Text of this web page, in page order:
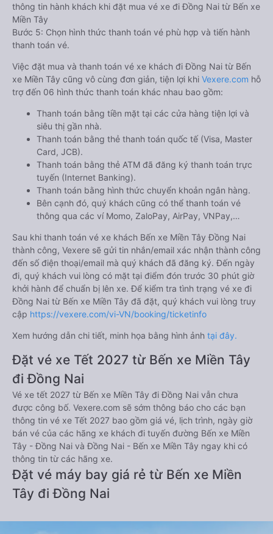
thông tin hành khách khi đặt mua vé xe đi Đồng Nai từ Bến xe
Miền Tây
Bước 5: Chọn hình thức thanh toán vé phù hợp và tiến hành
thanh toán vé.
Việc đặt mua và thanh toán vé xe khách đi Đồng Nai từ Bến
xe Miền Tây cũng vô cùng đơn giản, tiện lợi khi Vexere.com hỗ
trợ đến 06 hình thức thanh toán khác nhau bao gồm:
Thanh toán bằng tiền mặt tại các cửa hàng tiện lợi và
siêu thị gần nhà.
Thanh toán bằng thẻ thanh toán quốc tế (Visa, Master
Card, JCB).
Thanh toán bằng thẻ ATM đã đăng ký thanh toán trực
tuyến (Internet Banking).
Thanh toán bằng hình thức chuyển khoản ngân hàng.
Bên cạnh đó, quý khách cũng có thể thanh toán vé
thông qua các ví Momo, ZaloPay, AirPay, VNPay,…
Sau khi thanh toán vé xe khách Bến xe Miền Tây Đồng Nai
thành công, Vexere sẽ gửi tin nhắn/email xác nhận thành công
đến số điện thoại/email mà quý khách đã đăng ký. Đến ngày
đi, quý khách vui lòng có mặt tại điểm đón trước 30 phút giờ
khởi hành để chuẩn bị lên xe. Để kiểm tra tình trạng vé xe đi
Đồng Nai từ Bến xe Miền Tây đã đặt, quý khách vui lòng truy
cập https://vexere.com/vi-VN/booking/ticketinfo
Xem hướng dẫn chi tiết, minh họa bằng hình ảnh tại đây.
Đặt vé xe Tết 2027 từ Bến xe Miền Tây
đi Đồng Nai
Vé xe tết 2027 từ Bến xe Miền Tây đi Đồng Nai vẫn chưa
được công bố. Vexere.com sẽ sớm thông báo cho các bạn
thông tin vé xe Tết 2027 bao gồm giá vé, lịch trình, ngày giờ
bán vé của các hãng xe khách đi tuyến đường Bến xe Miền
Tây - Đồng Nai và Đồng Nai - Bến xe Miền Tây ngay khi có
thông tin từ các hãng xe.
Đặt vé máy bay giá rẻ từ Bến xe Miền
Tây đi Đồng Nai